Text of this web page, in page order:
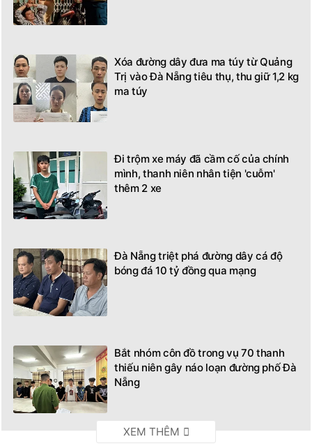
Xóa đường dây đưa ma túy từ Quảng
Trị vào Đà Nẵng tiêu thụ, thu giữ 1,2 kg
ma túy
Đi trộm xe máy đã cầm cố của chính
mình, thanh niên nhân tiện 'cuỗm'
thêm 2 xe
Đà Nẵng triệt phá đường dây cá độ
bóng đá 10 tỷ đồng qua mạng
Bắt nhóm côn đồ trong vụ 70 thanh
thiếu niên gây náo loạn đường phố Đà
Nẵng